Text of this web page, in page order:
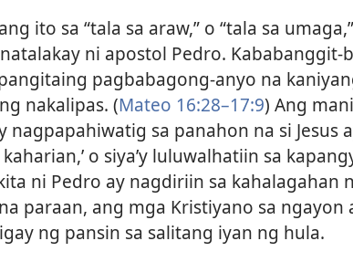
ito sa “tala sa araw,” o “tala sa
ni apostol Pedro. Kababanggit-
pagbabagong-anyo na
nakalipas. (Mateo 16:28–​17:9) Ang
sa panahon na si Jesus
o siya’y luluwalhatiin sa
ni Pedro ay nagdiriin sa kahalagahan
paraan, ang mga Kristiyano sa ngayon
ng pansin sa salitang iyan ng hula.